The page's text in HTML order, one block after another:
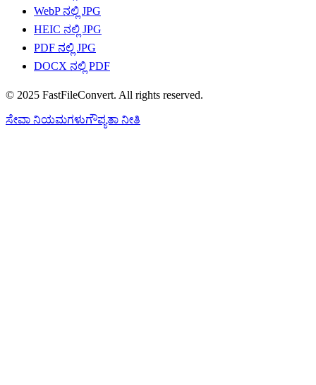
WebP ನಲ್ಲಿ JPG
HEIC ನಲ್ಲಿ JPG
PDF ನಲ್ಲಿ JPG
DOCX ನಲ್ಲಿ PDF
© 2025 FastFileConvert. All rights reserved.
ಸೇವಾ ನಿಯಮಗಳುಗೌಪ್ಯತಾ ನೀತಿ